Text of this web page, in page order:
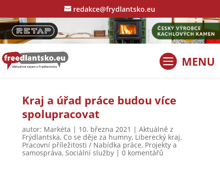
redakce@frydlantsko.eu
Kraj a úřad práce budou více
spolupracovat
autor: Markéta | 10. března 2021 | Aktuálně z
Frýdlantska, Co se děje za humny, Liberecký kraj,
Pracovní příležitosti / Nabídka práce, Projekty a
samospráva, Sociální služby| 0 komentářů